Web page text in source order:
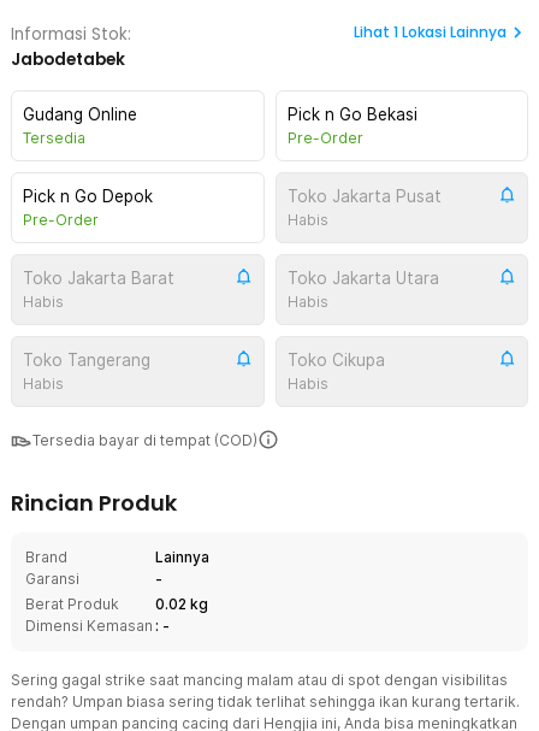
Informasi Stok:
Jabodetabek
Lihat 1Lokasi Lainnya
Gudang Online
Tersedia
Pick n Go Bekasi
Pre-Order
Pick n Go Depok
Pre-Order
Toko Jakarta Pusat
Habis
Toko Jakarta Barat
Habis
Toko Jakarta Utara
Habis
Toko Tangerang
Habis
Toko Cikupa
Habis
Tersedia bayar di tempat (COD)
Rincian Produk
Brand
Lainnya
Garansi
-
Berat Produk
0.02 kg
Dimensi Kemasan : -
Sering gagal strike saat mancing malam atau di spot dengan visibilitas
rendah? Umpan biasa sering tidak terlihat sehingga ikan kurang tertarik.
Dengan umpan pancing cacing dari Hengjia ini, Anda bisa meningkatkan